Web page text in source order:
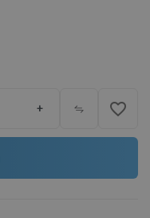
+ favorite_border